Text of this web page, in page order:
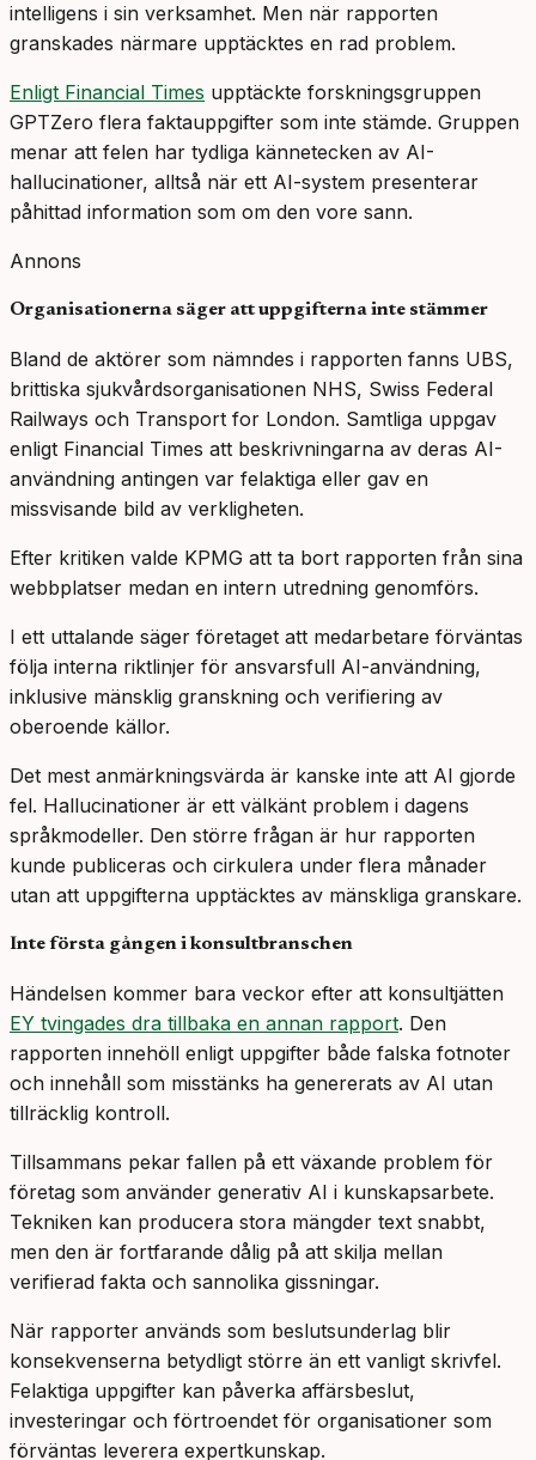
intelligens i sin verksamhet. Men när rapporten
granskades närmare upptäcktes en rad problem.
Enligt Financial Times upptäckte forskningsgruppen
GPTZero flera faktauppgifter som inte stämde. Gruppen
menar att felen har tydliga kännetecken av AI-
hallucinationer, alltså när ett AI-system presenterar
påhittad information som om den vore sann.
Annons
Organisationerna säger att uppgifterna inte stämmer
Bland de aktörer som nämndes i rapporten fanns UBS,
brittiska sjukvårdsorganisationen NHS, Swiss Federal
Railways och Transport for London. Samtliga uppgav
enligt Financial Times att beskrivningarna av deras AI-
användning antingen var felaktiga eller gav en
missvisande bild av verkligheten.
Efter kritiken valde KPMG att ta bort rapporten från sina
webbplatser medan en intern utredning genomförs.
I ett uttalande säger företaget att medarbetare förväntas
följa interna riktlinjer för ansvarsfull AI-användning,
inklusive mänsklig granskning och verifiering av
oberoende källor.
Det mest anmärkningsvärda är kanske inte att AI gjorde
fel. Hallucinationer är ett välkänt problem i dagens
språkmodeller. Den större frågan är hur rapporten
kunde publiceras och cirkulera under flera månader
utan att uppgifterna upptäcktes av mänskliga granskare.
Inte första gången i konsultbranschen
Händelsen kommer bara veckor efter att konsultjätten
EY tvingades dra tillbaka en annan rapport. Den
rapporten innehöll enligt uppgifter både falska fotnoter
och innehåll som misstänks ha genererats av AI utan
tillräcklig kontroll.
Tillsammans pekar fallen på ett växande problem för
företag som använder generativ AI i kunskapsarbete.
Tekniken kan producera stora mängder text snabbt,
men den är fortfarande dålig på att skilja mellan
verifierad fakta och sannolika gissningar.
När rapporter används som beslutsunderlag blir
konsekvenserna betydligt större än ett vanligt skrivfel.
Felaktiga uppgifter kan påverka affärsbeslut,
investeringar och förtroendet för organisationer som
förväntas leverera expertkunskap.